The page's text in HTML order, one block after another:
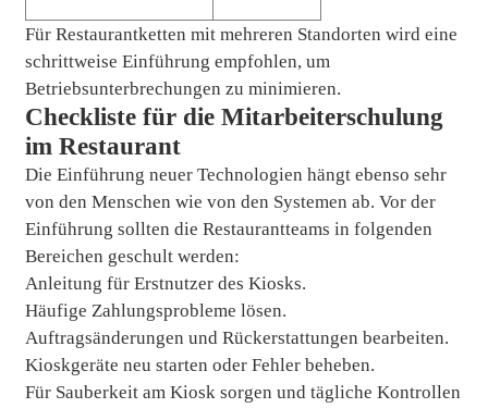
Für Restaurantketten mit mehreren Standorten wird eine
schrittweise Einführung empfohlen, um
Betriebsunterbrechungen zu minimieren.
Checkliste für die Mitarbeiterschulung
im Restaurant
Die Einführung neuer Technologien hängt ebenso sehr
von den Menschen wie von den Systemen ab. Vor der
Einführung sollten die Restaurantteams in folgenden
Bereichen geschult werden:
Anleitung für Erstnutzer des Kiosks.
Häufige Zahlungsprobleme lösen.
Auftragsänderungen und Rückerstattungen bearbeiten.
Kioskgeräte neu starten oder Fehler beheben.
Für Sauberkeit am Kiosk sorgen und tägliche Kontrollen